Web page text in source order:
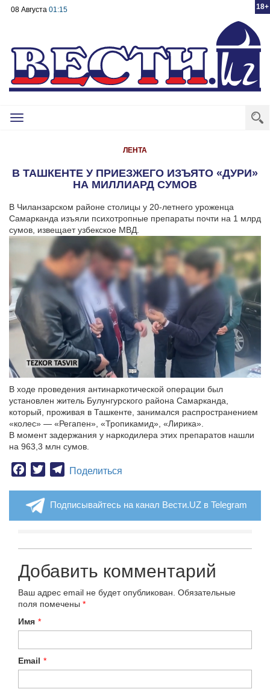
18+
08 Августа 01:15
Toggle
ЛЕНТА
В ТАШКЕНТЕ У ПРИЕЗЖЕГО ИЗЪЯТО «ДУРИ»
НА МИЛЛИАРД СУМОВ
В Чиланзарском районе столицы у 20-летнего уроженца
Самарканда изъяли психотропные препараты почти на 1 млрд
сумов, извещает узбекское МВД.
В ходе проведения антинаркотической операции был
установлен житель Булунгурского района Самарканда,
который, проживая в Ташкенте, занимался распространением
«колес» — «Регапен», «Тропикамид», «Лирика».
В момент задержания у наркодилера этих препаратов нашли
на 963,3 млн сумов.
Facebook
TwitterTelegram
Поделиться
Подписывайтесь на канал Вести.UZ в Telegram
Добавить комментарий
Ваш адрес email не будет опубликован. Обязательные
поля помечены *
Имя *
Email *